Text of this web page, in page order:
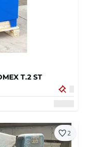
T.2 ST
2